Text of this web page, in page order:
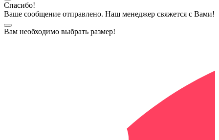
Спасибо!
Ваше сообщение отправлено. Наш менеджер свяжется с Вами!
Вам необходимо выбрать размер!